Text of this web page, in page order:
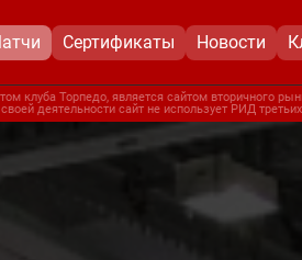
Сертификаты Новости
клуба Торпедо, является сайтом вторичного
своей деятельности сайт не использует РИД